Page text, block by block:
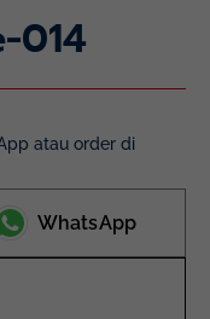
014
atau order di
WhatsApp